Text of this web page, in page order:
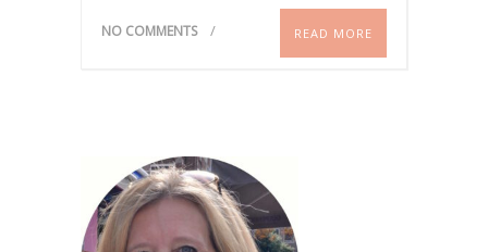
NO COMMENTS READ MORE